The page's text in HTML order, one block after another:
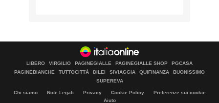
LIBERO VIRGILIO PAGINEGIALLE PAGINEGIALLE SHOP
PGCASA
PAGINEBIANCHE
TUTTOCITTÀ DILEI SIVIAGGIA QUIFINANZA
BUONISSIMO
SUPEREVA
Chi siamo Note Legali Privacy Cookie Policy
Preferenze sui cookie
Aiuto